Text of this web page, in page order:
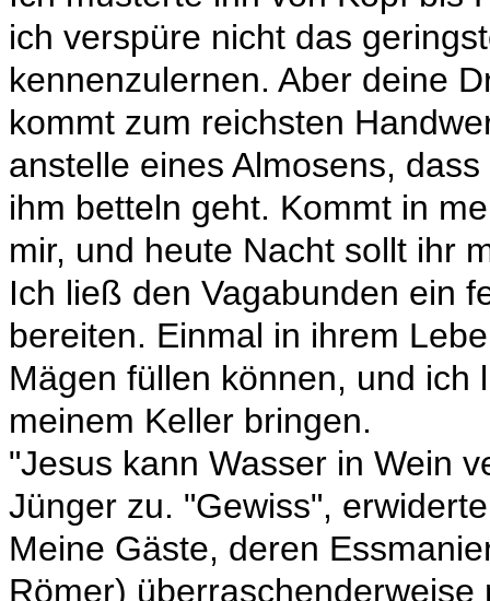
ich verspüre nicht das
kennenzulernen. Aber deine
kommt zum reichsten
anstelle eines Almosens,
ihm betteln geht. Kommt in
mir, und heute Nacht sollt ihr
Ich ließ den Vagabunden ein
bereiten. Einmal in ihrem
Mägen füllen können, und ich
meinem Keller bringen.
"Jesus kann Wasser in Wein
Jünger zu. "Gewiss",
Meine Gäste, deren
Römer)